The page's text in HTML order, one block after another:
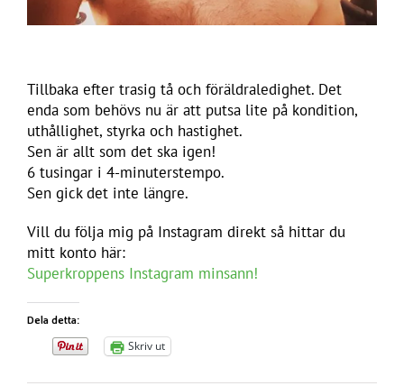
Tillbaka efter trasig tå och föräldraledighet. Det
enda som behövs nu är att putsa lite på kondition,
uthållighet, styrka och hastighet.
Sen är allt som det ska igen!
6 tusingar i 4-minuterstempo.
Sen gick det inte längre.
Vill du följa mig på Instagram direkt så hittar du
mitt konto här:
Superkroppens Instagram minsann!
Dela detta:
Skriv ut